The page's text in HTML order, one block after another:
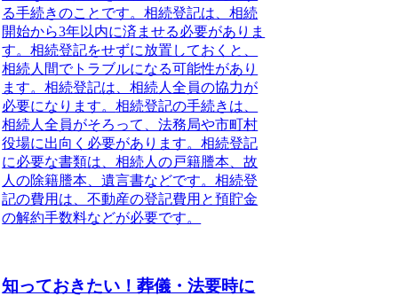
る手続きのことです。相続登記は、相続
開始から3年以内に済ませる必要がありま
す。相続登記をせずに放置しておくと、
相続人間でトラブルになる可能性があり
ます。相続登記は、相続人全員の協力が
必要になります。相続登記の手続きは、
相続人全員がそろって、法務局や市町村
役場に出向く必要があります。相続登記
に必要な書類は、相続人の戸籍謄本、故
人の除籍謄本、遺言書などです。相続登
記の費用は、不動産の登記費用と預貯金
の解約手数料などが必要です。
知っておきたい！葬儀・法要時に